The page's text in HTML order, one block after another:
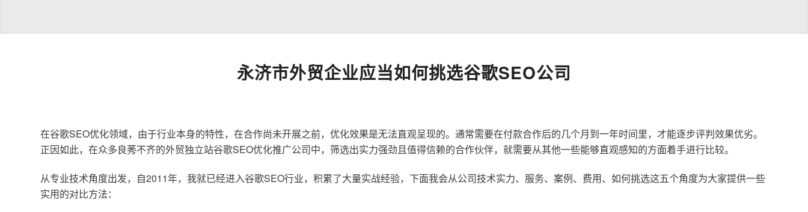
永济市外贸企业应当如何挑选谷歌SEO公司
在谷歌SEO优化领域，由于行业本身的特性，在合作尚未开展之前，优化效果是无法直观呈现的。通常需要在付款合作后的几个月到一年时间里，才能逐步评判效果优劣。
正因如此，在众多良莠不齐的外贸独立站谷歌SEO优化推广公司中，筛选出实力强劲且值得信赖的合作伙伴，就需要从其他一些能够直观感知的方面着手进行比较。
从专业技术角度出发，自2011年，我就已经进入谷歌SEO行业，积累了大量实战经验，下面我会从公司技术实力、服务、案例、费用、如何挑选这五个角度为大家提供一些
实用的对比方法：